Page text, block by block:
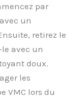
par
un
retirez le
avec un
doux.
les
VMC lors du